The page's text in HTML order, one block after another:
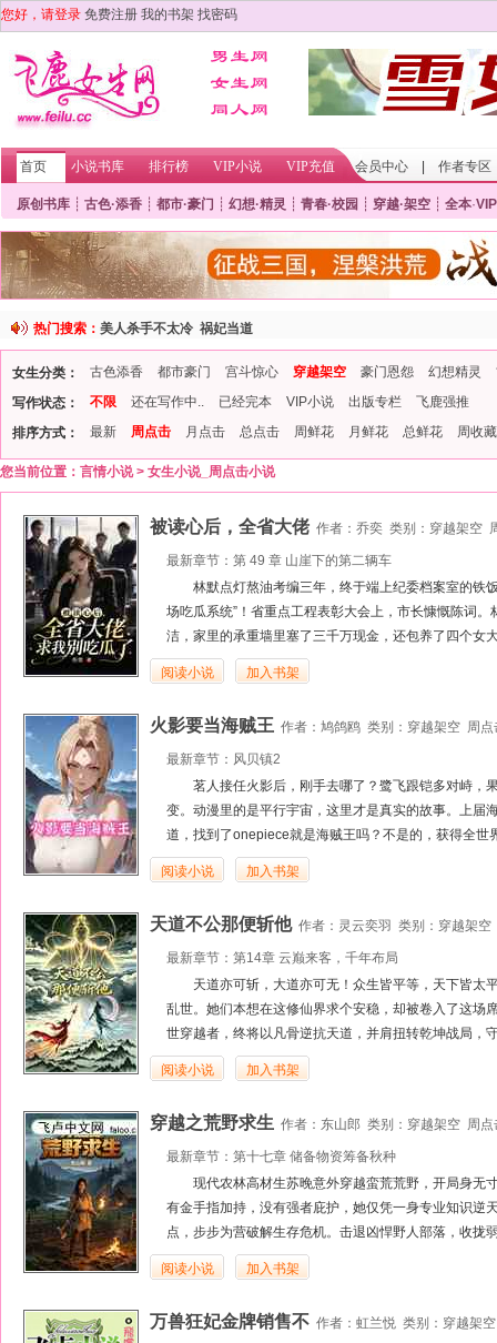
您好，请登录 免费注册 我的书架 找密码
首页 小说书库 排行榜 VIP小说 VIP充值 会员中心 作者专区
原创书库 ┊ 古色·添香 ┊ 都市·豪门 ┊ 幻想·精灵 ┊ 青春·校园 ┊ 穿越·架空 ┊ 全本·VIP
热门搜索： 美人杀手不太冷 祸妃当道
女生分类： 古色添香 都市豪门 宫斗惊心 穿越架空 豪门恩怨 幻想精灵
写作状态：
不限 还在写作中.. 已经完本 VIP小说 出版专栏
飞鹿强推
排序方式：
最新 周点击 月点击 总点击 周鲜花 月鲜花 总鲜花 周收藏
您当前位置： 言情小说> 女生小说_周点击小说
被读心后，全省大佬 作者： 乔奕 类别： 穿越架空
最新章节： 第 49 章 山崖下的第二辆车
林默点灯熬油考编三年，终于端上纪委档案室的铁
场吃瓜系统”！省重点工程表彰大会上，市长慷慨陈词
洁，家里的承重墙里塞了三千万现金，还包养了四个女
阅读小说 加入书架
火影要当海贼王 作者： 鸠鸽鸥 类别： 穿越架空 周
最新章节： 风贝镇2
茗人接任火影后，刚手去哪了？鹭飞跟铠多对峙，
变。动漫里的是平行宇宙，这里才是真实的故事。上届
道，找到了onepiece就是海贼王吗？不是的，获得全世
阅读小说 加入书架
天道不公那便斩他作者： 灵云奕羽 类别： 穿越架空
最新章节： 第14章 云巅来客，千年布局
天道亦可斩，大道亦可无！众生皆平等，天下皆太
乱世。她们本想在这修仙界求个安稳，却被卷入了这场
世穿越者，终将以凡骨逆抗天道，并肩扭转乾坤战局，
阅读小说 加入书架
穿越之荒野求生 作者： 东山郎 类别： 穿越架空 周
最新章节： 第十七章 储备物资筹备秋种
现代农林高材生苏晚意外穿越蛮荒荒野，开局身无
有金手指加持，没有强者庇护，她仅凭一身专业知识逆
点，步步为营破解生存危机。击退凶悍野人部落，收拢
阅读小说 加入书架
万兽狂妃金牌销售不 作者： 虹兰悦 类别： 穿越架空